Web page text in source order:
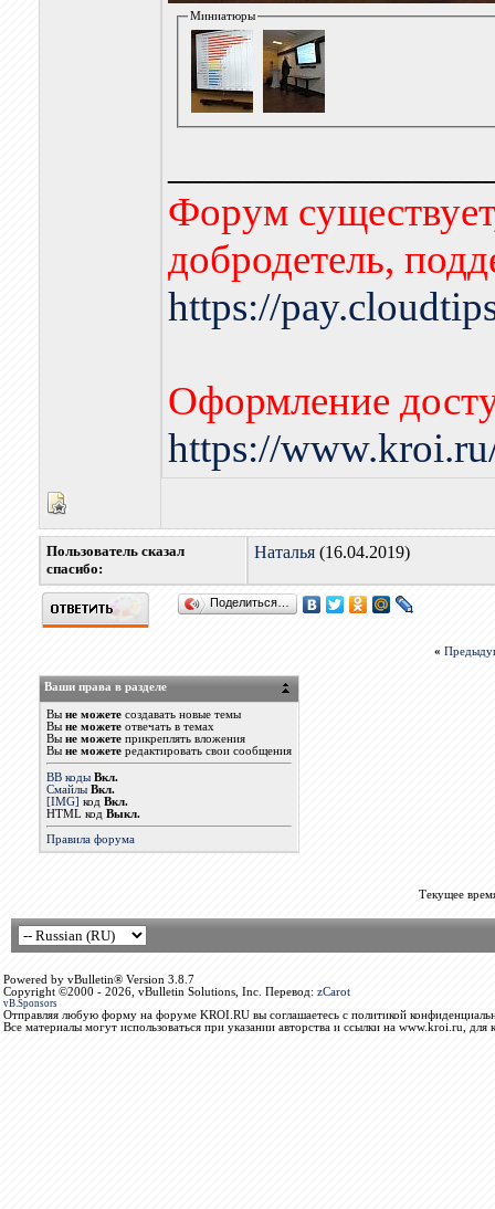
Миниатюры
Форум
добродетель,
https://
Оформление
https://
Пользователь сказал
cпасибо:
Наталья(16.04.2019)
Поделиться…
«
Ваши права в разделе
Вы не можетесоздавать новые темы
Вы не можетеотвечать в темах
Вы не можетеприкреплять вложения
Вы не можетередактировать свои сообщения
BB коды Вкл.
Смайлы Вкл.
[IMG] код Вкл.
HTML код Выкл.
Правила форума
Текущее
Powered by vBulletin® Version 3.8.7
Copyright ©2000 - 2026, vBulletin Solutions, Inc. Перевод: zCarot
vB.Sponsors
Отправляя любую форму на форуме KROI.RU вы соглашаетесь с политикой
Все материалы могут использоваться при указании авторства и ссылки на www.kroi.ru, для